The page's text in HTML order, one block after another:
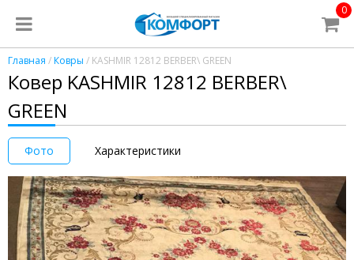
0
Главная /Ковры / KASHMIR 12812 BERBER\ GREEN
Ковер KASHMIR 12812 BERBER\
GREEN
Фото Характеристики